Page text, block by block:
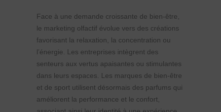
Face à une demande croissante de bien-être,
le marketing olfactif évolue vers des créations
favorisant la relaxation, la concentration ou
l’énergie. Les entreprises intègrent des
senteurs aux vertus apaisantes ou stimulantes
dans leurs espaces. Les marques de bien-être
et de sport utilisent désormais des parfums qui
améliorent la performance et le confort,